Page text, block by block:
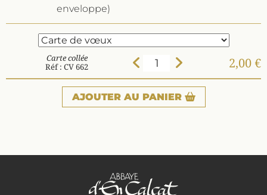
enveloppe)
Carte collée
Réf : CV 662
2,00 €
AJOUTER AU PANIER